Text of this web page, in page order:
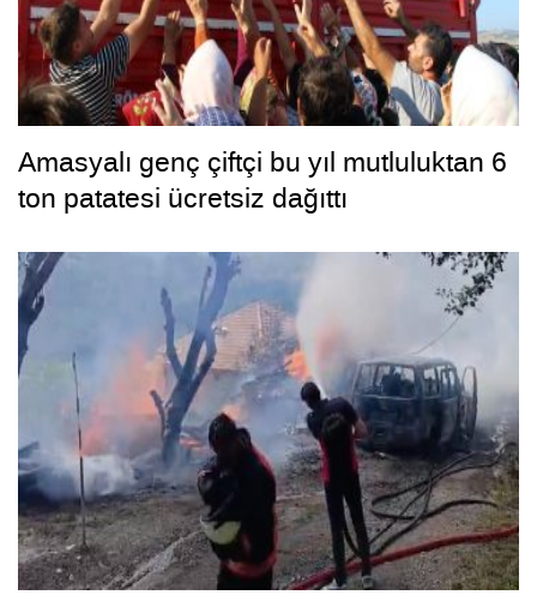
Amasyalı genç çiftçi bu yıl mutluluktan 6
ton patatesi ücretsiz dağıttı